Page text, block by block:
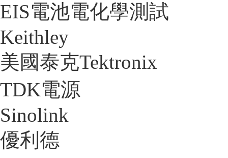
EIS電池電化學測試
Keithley
美國泰克Tektronix
TDK電源
Sinolink
優利德